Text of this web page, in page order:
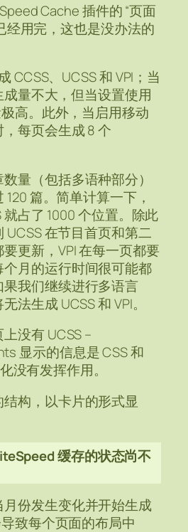
Cache 插件的 “页面
经用完，这也是没办法的
CCSS、UCSS 和 VPI；当
成量不大，但当设置使用
高。此外，当启用移动
每页会生成 8 个
量（包括多语种部分）
篇。简单计算一下，
占了 1000 个位置。除此
UCSS 在节目首页和第二
更新，VPI 在每一页都要
月的运行时间很可能都
我们继续进行多语言
法生成 UCSS 和 VPI。
没有 UCSS –
显示的信息是 CSS 和
没有发挥作用。
构，以卡片的形式显
缓存的状态尚不
份发生变化并开始生成
致每个页面的布局中